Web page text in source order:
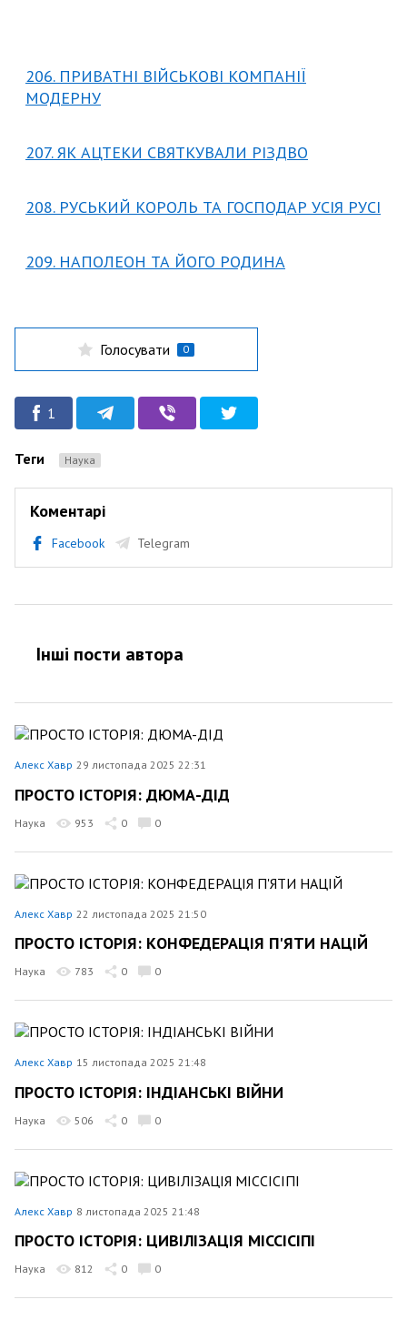
206. ПРИВАТНІ ВІЙСЬКОВІ КОМПАНІЇ
МОДЕРНУ
207. ЯК АЦТЕКИ СВЯТКУВАЛИ РІЗДВО
208. РУСЬКИЙ КОРОЛЬ ТА ГОСПОДАР УСІЯ РУСІ
209. НАПОЛЕОН ТА ЙОГО РОДИНА
Голосувати 0
1
Теги Наука
Коментарі
Facebook Telegram
Інші пости автора
Алекс Хавр 29 листопада 2025 22:31
ПРОСТО ІСТОРІЯ: ДЮМА-ДІД
Наука 953 0 0
Алекс Хавр 22 листопада 2025 21:50
ПРОСТО ІСТОРІЯ: КОНФЕДЕРАЦІЯ П'ЯТИ НАЦІЙ
Наука 783 0 0
Алекс Хавр 15 листопада 2025 21:48
ПРОСТО ІСТОРІЯ: ІНДІАНСЬКІ ВІЙНИ
Наука 506 0 0
Алекс Хавр 8 листопада 2025 21:48
ПРОСТО ІСТОРІЯ: ЦИВІЛІЗАЦІЯ МІССІСІПІ
Наука 812 0 0